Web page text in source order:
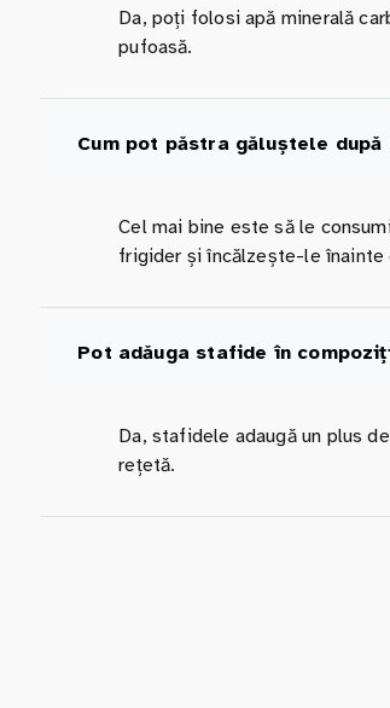
Da, poți folosi apă minerală
pufoasă.
Cum pot păstra găluștele
Cel mai bine este să le
frigider și încălzește-le înainte
Pot adăuga stafide în
Da, stafidele adaugă un plus
rețetă.